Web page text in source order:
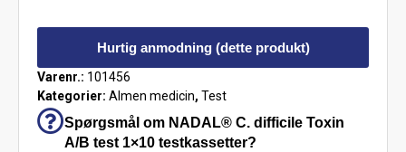
Hurtig anmodning (dette produkt)
Varenr.: 101456
Kategorier: Almen medicin, Test
Spørgsmål om NADAL® C. difficile Toxin
A/B test 1×10 testkassetter?